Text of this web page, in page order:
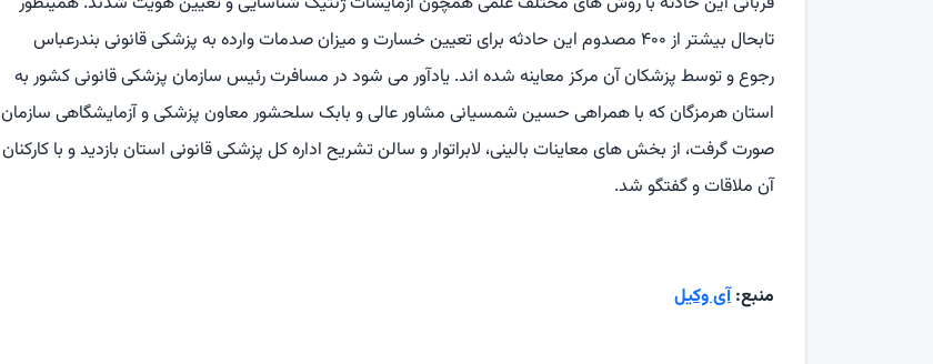
تابحال بیشتر از ۴۰۰ مصدوم این حادثه برای تعیین خسارت و میزان صدمات وارده به پزشکی قانونی بندرعباس
رجوع و توسط پزشکان آن مرکز معاینه شده اند. یادآور می شود در مسافرت رئیس سازمان پزشکی قانونی کشور به
استان هرمزگان که با همراهی حسین شمسیانی مشاور عالی و بابک سلحشور معاون پزشکی و آزمایشگاهی سازمان
صورت گرفت، از بخش های معاینات بالینی، لابراتوار و سالن تشریح اداره کل پزشکی قانونی استان بازدید و با کارکنان
آن ملاقات و گفتگو شد.
منبع:آی وكیل